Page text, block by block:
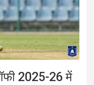
2025-26 में